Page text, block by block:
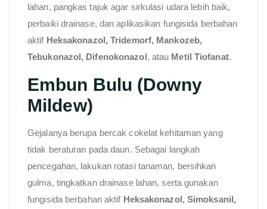
lahan, pangkas tajuk agar sirkulasi udara lebih baik,
perbaiki drainase, dan aplikasikan fungisida berbahan
aktif Heksakonazol, Tridemorf, Mankozeb,
Tebukonazol, Difenokonazol, atau Metil Tiofanat.
Embun Bulu (Downy
Mildew)
Gejalanya berupa bercak cokelat kehitaman yang
tidak beraturan pada daun. Sebagai langkah
pencegahan, lakukan rotasi tanaman, bersihkan
gulma, tingkatkan drainase lahan, serta gunakan
fungisida berbahan aktif Heksakonazol, Simoksanil,